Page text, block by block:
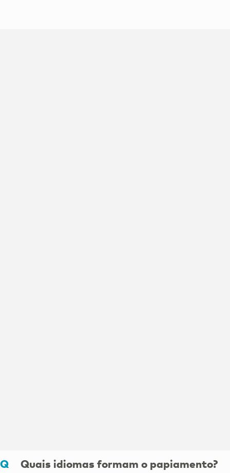
Best Sightseeing On the Water in
Quais idiomas formam o papiamento?